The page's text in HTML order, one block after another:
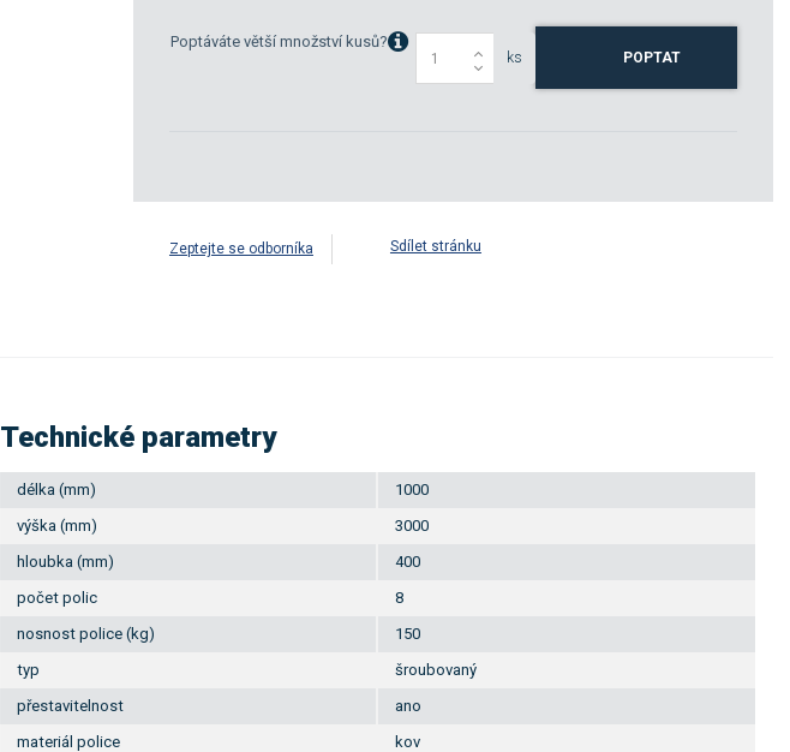
Poptáváte větší množství kusů?
ks POPTAT
Zeptejte se odborníka Sdílet stránku
Technické parametry
délka (mm)
1000
výška (mm)
3000
hloubka (mm)
400
počet polic
8
nosnost police (kg)
150
typ
šroubovaný
přestavitelnost
ano
materiál police
kov